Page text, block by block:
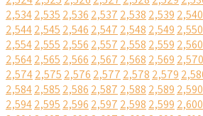
2,5342,535 2,536 2,537 2,538 2,539 2,540
2,5442,545 2,546 2,547 2,548 2,549 2,550
2,5542,555 2,556 2,557 2,558 2,559 2,560
2,5642,565 2,566 2,567 2,568 2,569 2,570
2,5742,575 2,576 2,577 2,578 2,579
2,5842,585 2,586 2,587 2,588 2,589 2,590
2,5942,595 2,596 2,597 2,598 2,599 2,600